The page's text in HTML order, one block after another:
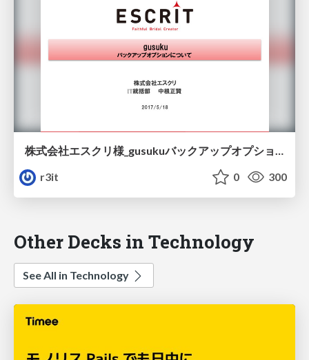
株式会社エスクリ様_gusukuバックアップオプションについて/escrit-gusuku-meetup-tokyo_vol2
r3it
0 300
Other Decks in Technology
See All in Technology